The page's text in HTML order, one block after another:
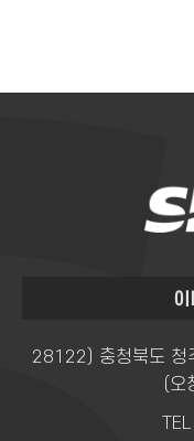
이
28122) 충청북도 청
(오
TEL